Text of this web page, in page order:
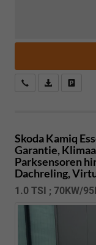
Kostenloser Rückruf-
PDF-Datei,
Skoda Kamiq
Garantie,
Parksensoren
Dachreling,
1.0 TSI ; 70KW/